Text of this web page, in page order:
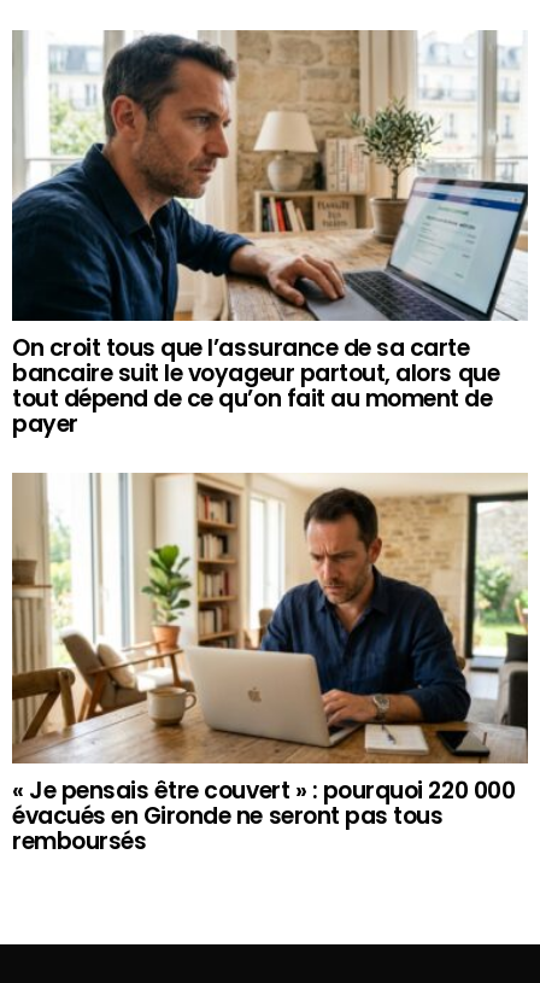
On croit tous que l’assurance de sa carte
bancaire suit le voyageur partout, alors que
tout dépend de ce qu’on fait au moment de
payer
« Je pensais être couvert » : pourquoi 220 000
évacués en Gironde ne seront pas tous
remboursés